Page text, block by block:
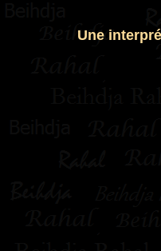
Une